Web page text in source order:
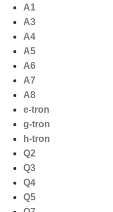
naar
inhoud
A1
A3
A4
A5
A6
A7
A8
e-tron
g-tron
h-tron
Q2
Q3
Q4
Q5